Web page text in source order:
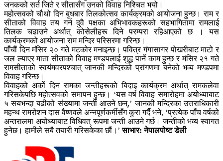
जनकको सर्त जिते र सीतासँग उनको विवाह निश्चित भयो।
महोत्सवको चौथो दिन बुधबार तिलकोत्सव कार्यक्रमको आयोजना हुन्छ। राम र
सीताको विवाह तय गर्न दुवै पक्षका अभिभावकहरूको सहभागितामा रामलाई
तिलक चढाउने अर्थात् कोसेलीहरू दिने परम्परा रहिआएको छ । यस
कार्यक्रमको आयोजना राम मन्दिर परिसरमा गरिन्छ।
पाँचौं दिन मंसिर २० गते मटकोर मनाइन्छ। पवित्र गंगासागर पोखरीबाट माटो र
जल ल्याएर माता सीताको विवाह मण्डपलाई शुद्ध पार्ने काम हुन्छ र मंसिर २१ गते
रामसीताको स्वयंमवरपश्चात् जानकी मन्दिरको प्रांगणमा बनेको भव्य मण्डपमा
विवाह गरिन्छ।
विवाहको अर्को दिन रामका जन्तीहरूको बिदाइ कार्यक्रम अर्थात् रामकलेवा
गरिसकेपछि महोत्सवको समापन हुन्छ। ‘यस वर्ष विवाह समारोहमा अयोध्याबाट
५ सयभन्दा बढीको संख्यामा जन्ती आउने छन्,’ जानकी मन्दिरका उत्तराधिकारी
महन्थ रामरोशन दास वैष्णवले अन्नपूर्णकर्मीसँग कुरा गर्दै भने, ‘प्रत्येक पाँच वर्षको
अन्तरालमा अयोध्याबाट विधिवत् रूपमा जन्ती आउने गर्छ। जन्तीको भव्य स्वागत
हुनेछ। हामीले सबै तयारी गरिसकेका छौं।’साभार: नेपालपोष्ट डेली